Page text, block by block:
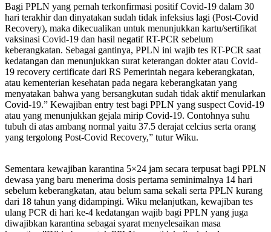
Bagi PPLN yang pernah terkonfirmasi positif Covid-19 dalam 30
hari terakhir dan dinyatakan sudah tidak infeksius lagi (Post-Covid
Recovery), maka dikecualikan untuk menunjukkan kartu/sertifikat
vaksinasi Covid-19 dan hasil negatif RT-PCR sebelum
keberangkatan. Sebagai gantinya, PPLN ini wajib tes RT-PCR saat
kedatangan dan menunjukkan surat keterangan dokter atau Covid-
19 recovery certificate dari RS Pemerintah negara keberangkatan,
atau kementerian kesehatan pada negara keberangkatan yang
menyatakan bahwa yang bersangkutan sudah tidak aktif menularkan
Covid-19.” Kewajiban entry test bagi PPLN yang suspect Covid-19
atau yang menunjukkan gejala mirip Covid-19. Contohnya suhu
tubuh di atas ambang normal yaitu 37.5 derajat celcius serta orang
yang tergolong Post-Covid Recovery,” tutur Wiku.
Sementara kewajiban karantina 5×24 jam secara terpusat bagi PPLN
dewasa yang baru menerima dosis pertama seminimalnya 14 hari
sebelum keberangkatan, atau belum sama sekali serta PPLN kurang
dari 18 tahun yang didampingi. Wiku melanjutkan, kewajiban tes
ulang PCR di hari ke-4 kedatangan wajib bagi PPLN yang juga
diwajibkan karantina sebagai syarat menyelesaikan masa